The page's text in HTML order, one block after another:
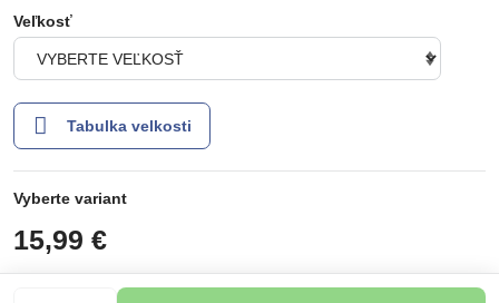
Veľkosť
Tabulka velkosti
Vyberte variant
15,99 €